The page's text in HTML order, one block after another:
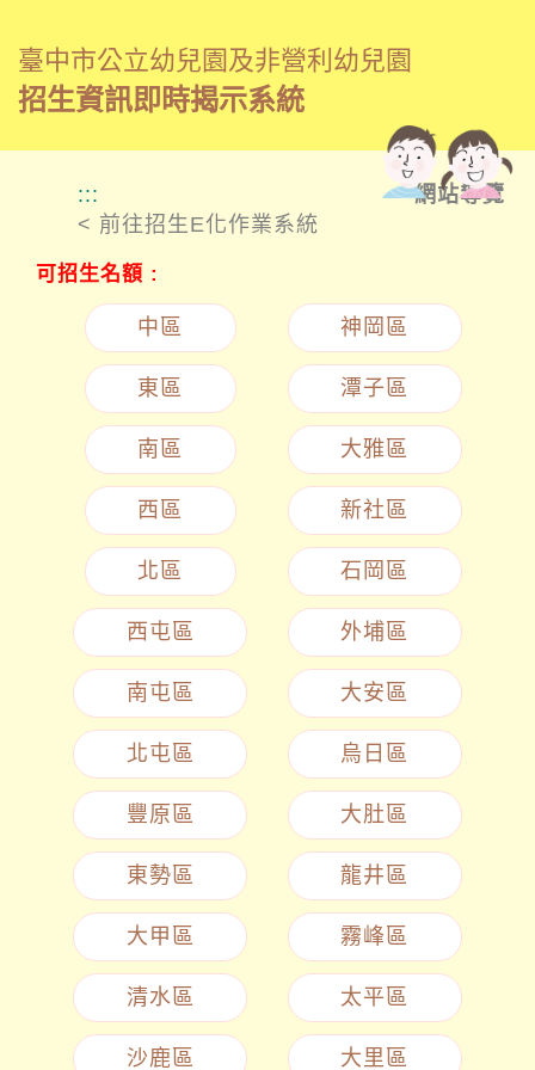
臺中市公立幼兒園及非營利幼兒園
招生資訊即時揭示系統
:::
網站導覽
< 前往招生E化作業系統
可招生名額 :
中區
東區
南區
西區
北區
西屯區
南屯區
北屯區
豐原區
東勢區
大甲區
清水區
沙鹿區
神岡區
潭子區
大雅區
新社區
石岡區
外埔區
大安區
烏日區
大肚區
龍井區
霧峰區
太平區
大里區